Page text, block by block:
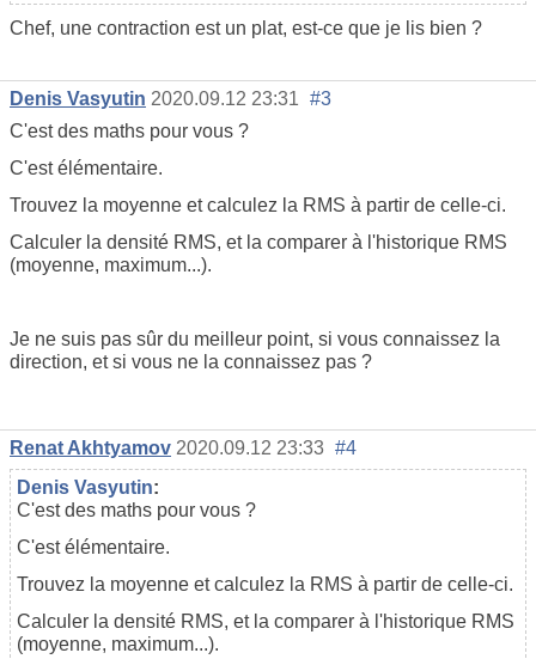
Chef, une contraction est un plat, est-ce que je lis bien ?
Denis Vasyutin 2020.09.12 23:31 #3
C'est des maths pour vous ?
C'est élémentaire.
Trouvez la moyenne et calculez la RMS à partir de celle-ci.
Calculer la densité RMS, et la comparer à l'historique RMS
(moyenne, maximum...).
Je ne suis pas sûr du meilleur point, si vous connaissez la
direction, et si vous ne la connaissez pas ?
Renat Akhtyamov 2020.09.12 23:33 #4
Denis Vasyutin:
C'est des maths pour vous ?
C'est élémentaire.
Trouvez la moyenne et calculez la RMS à partir de celle-ci.
Calculer la densité RMS, et la comparer à l'historique RMS
(moyenne, maximum...).